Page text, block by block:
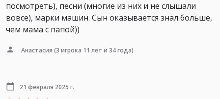
посмотреть), песни (многие из них и не слышали
вовсе), марки машин. Сын оказывается знал больше,
чем мама с папой))
Анастасия (3 игрока 11 лет и 34 года)
21 февраля 2025 г.